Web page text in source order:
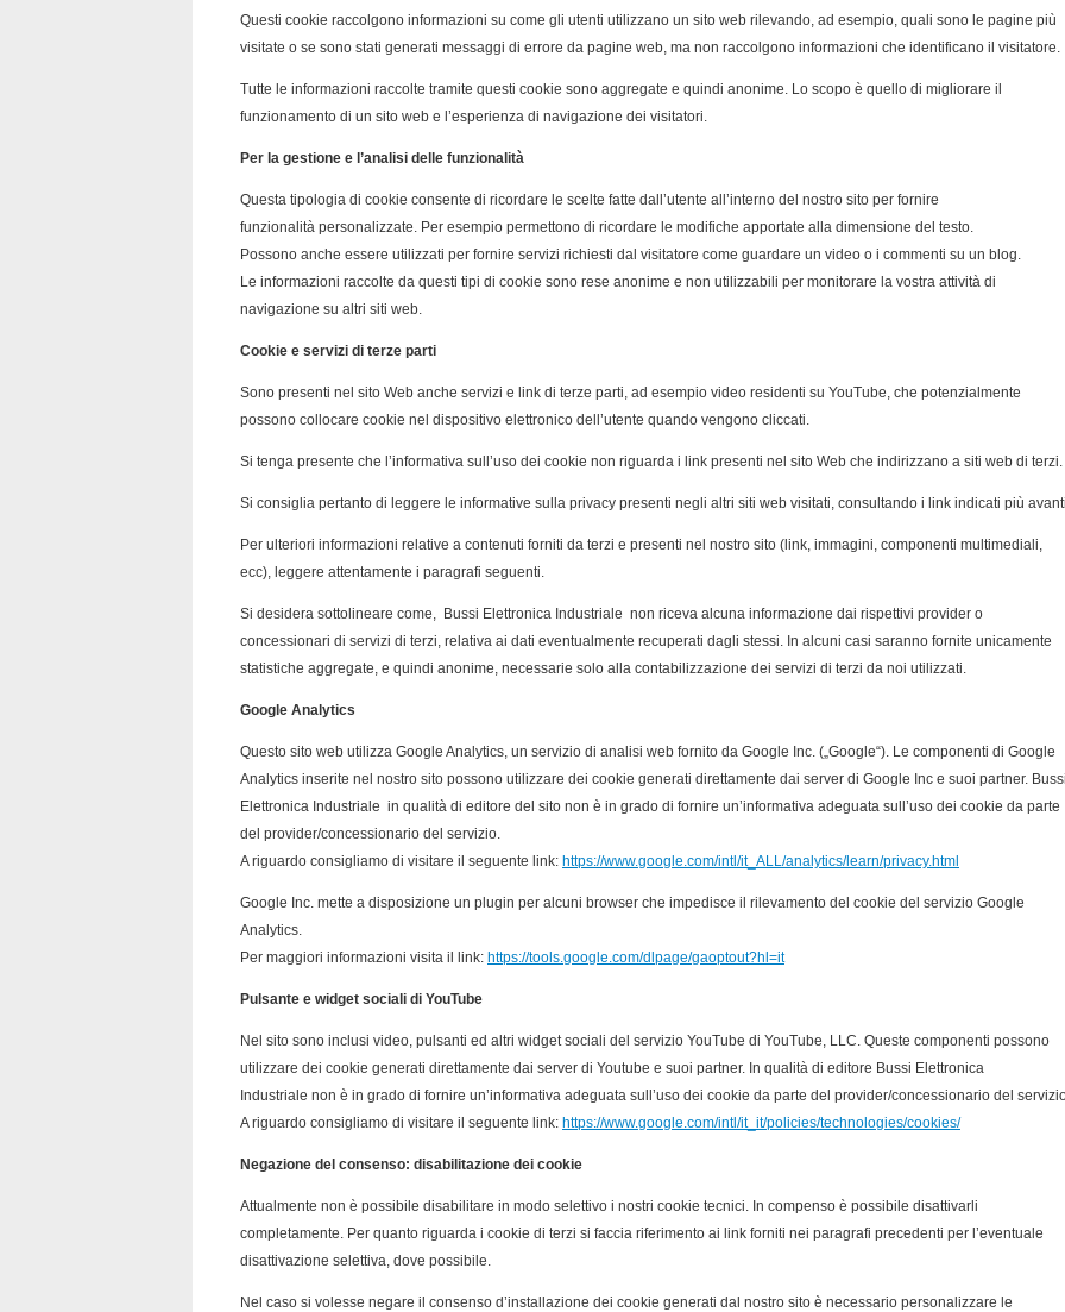
Questi cookie raccolgono informazioni su come gli utenti utilizzano un sito web rilevando, ad esempio, quali sono le pagine più
visitate o se sono stati generati messaggi di errore da pagine web, ma non raccolgono informazioni che identificano il visitatore.
Tutte le informazioni raccolte tramite questi cookie sono aggregate e quindi anonime. Lo scopo è quello di migliorare il
funzionamento di un sito web e l’esperienza di navigazione dei visitatori.
Per la gestione e l’analisi delle funzionalità
Questa tipologia di cookie consente di ricordare le scelte fatte dall’utente all’interno del nostro sito per fornire
funzionalità personalizzate. Per esempio permettono di ricordare le modifiche apportate alla dimensione del testo.
Possono anche essere utilizzati per fornire servizi richiesti dal visitatore come guardare un video o i commenti su un blog.
Le informazioni raccolte da questi tipi di cookie sono rese anonime e non utilizzabili per monitorare la vostra attività di
navigazione su altri siti web.
Cookie e servizi di terze parti
Sono presenti nel sito Web anche servizi e link di terze parti, ad esempio video residenti su YouTube, che potenzialmente
possono collocare cookie nel dispositivo elettronico dell’utente quando vengono cliccati.
Si tenga presente che l’informativa sull’uso dei cookie non riguarda i link presenti nel sito Web che indirizzano a siti web di terzi.
Si consiglia pertanto di leggere le informative sulla privacy presenti negli altri siti web visitati, consultando i link indicati più
Per ulteriori informazioni relative a contenuti forniti da terzi e presenti nel nostro sito (link, immagini, componenti multimediali,
ecc), leggere attentamente i paragrafi seguenti.
Si desidera sottolineare come, Bussi Elettronica Industriale non riceva alcuna informazione dai rispettivi provider o
concessionari di servizi di terzi, relativa ai dati eventualmente recuperati dagli stessi. In alcuni casi saranno fornite unicamente
statistiche aggregate, e quindi anonime, necessarie solo alla contabilizzazione dei servizi di terzi da noi utilizzati.
Google Analytics
Questo sito web utilizza Google Analytics, un servizio di analisi web fornito da Google Inc. („Google“). Le componenti di Google
Analytics inserite nel nostro sito possono utilizzare dei cookie generati direttamente dai server di Google Inc e suoi partner.
Elettronica Industriale in qualità di editore del sito non è in grado di fornire un’informativa adeguata sull’uso dei cookie da parte
del provider/concessionario del servizio.
A riguardo consigliamo di visitare il seguente link: https://www.google.com/intl/it_ALL/analytics/learn/privacy.html
Google Inc. mette a disposizione un plugin per alcuni browser che impedisce il rilevamento del cookie del servizio Google
Analytics.
Per maggiori informazioni visita il link: https://tools.google.com/dlpage/gaoptout?hl=it
Pulsante e widget sociali di YouTube
Nel sito sono inclusi video, pulsanti ed altri widget sociali del servizio YouTube di YouTube, LLC. Queste componenti possono
utilizzare dei cookie generati direttamente dai server di Youtube e suoi partner. In qualità di editore Bussi Elettronica
Industriale non è in grado di fornire un’informativa adeguata sull’uso dei cookie da parte del provider/concessionario del
A riguardo consigliamo di visitare il seguente link: https://www.google.com/intl/it_it/policies/technologies/cookies/
Negazione del consenso: disabilitazione dei cookie
Attualmente non è possibile disabilitare in modo selettivo i nostri cookie tecnici. In compenso è possibile disattivarli
completamente. Per quanto riguarda i cookie di terzi si faccia riferimento ai link forniti nei paragrafi precedenti per l’eventuale
disattivazione selettiva, dove possibile.
Nel caso si volesse negare il consenso d’installazione dei cookie generati dal nostro sito è necessario personalizzare le